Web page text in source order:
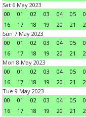
Sat 6 May 2023
00
01 02 03 04 05
16
17 18 19 20 21
Sun 7 May 2023
00
01 02 03 04 05
16
17 18 19 20 21
Mon 8 May 2023
00
01 02 03 04 05
16
17 18 19 20 21
Tue 9 May 2023
00
01 02 03 04 05
16
17 18 19 20 21